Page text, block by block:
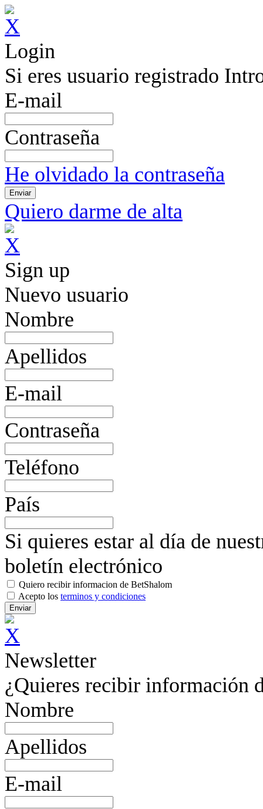
Login
Si eres usuario registrado
E-mail
Contraseña
He olvidado la contraseña
Quiero darme de alta
Sign up
Nuevo usuario
Nombre
Apellidos
E-mail
Contraseña
Teléfono
País
Si quieres estar al día de
boletín electrónico
Quiero recibir informacion de BetShalom
Acepto los terminos y condiciones
Newsletter
¿Quieres recibir información
Nombre
Apellidos
E-mail